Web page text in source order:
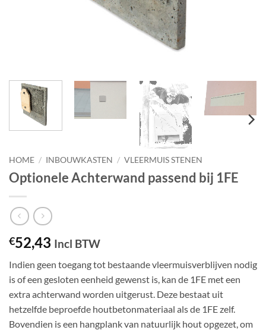
HOME / INBOUWKASTEN / VLEERMUIS STENEN
Optionele Achterwand passend bij 1FE
€52,43 Incl BTW
Indien geen toegang tot bestaande vleermuisverblijven nodig
is of een gesloten eenheid gewenst is, kan de 1FE met een
extra achterwand worden uitgerust. Deze bestaat uit
hetzelfde beproefde houtbetonmateriaal als de 1FE zelf.
Bovendien is een hangplank van natuurlijk hout opgezet, om